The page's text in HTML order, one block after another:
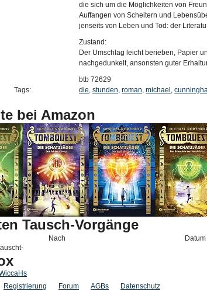
die sich um die Möglichkeiten von
Auffangen von Scheitern und
jenseits von Leben und Tod: der
Zustand:
Der Umschlag leicht berieben, Papier
nachgedunkelt, ansonsten guter
btb 72629
Tags:
die, stunden, roman, michael ,
bei Amazon
Tausch-Vorgänge
Nach
Datum
Registrierung Forum AGBs Datenschutz